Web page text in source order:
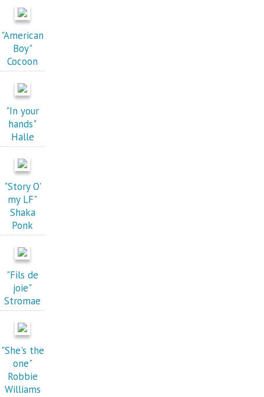
"American
Boy"
Cocoon
"In your
hands"
Halle
"Story O'
my LF"
Shaka
Ponk
"Fils de
joie"
Stromae
"She's the
one"
Robbie
Williams